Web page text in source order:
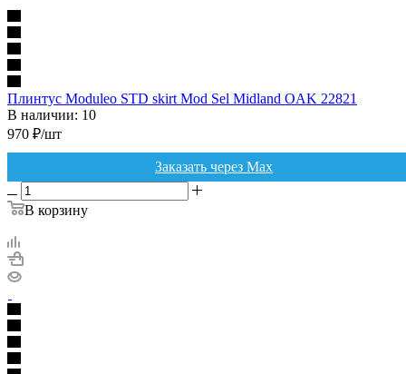
Плинтус Moduleo STD skirt Mod Sel Midland OAK 22821
В наличии: 10
970 ₽/шт
Заказать через Max
В корзину